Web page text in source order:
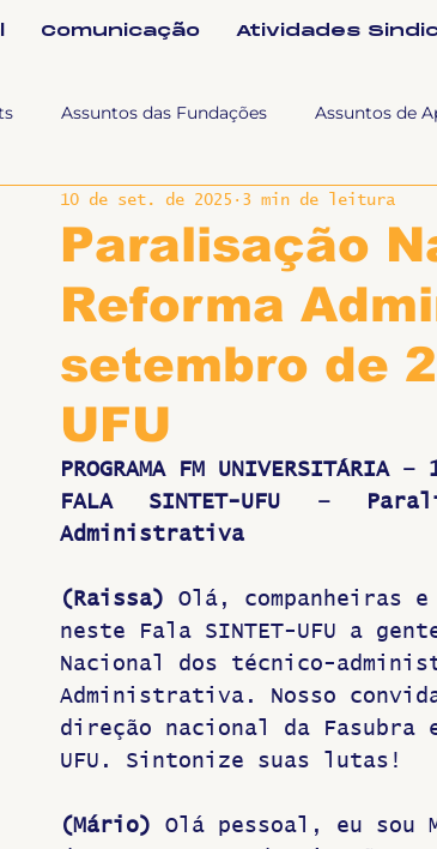
Comunicação Atividades
Assuntos das Fundações Assuntos de
Assuntos Jurídicos e Relação de Tra Fala SINTET-
Coordenações Efetivos Documentos
Sem categoria Slider Nova Sintet
Hospitais e Saúde Pública Greve
Paralisação
Reforma
setembro de
UFU
10 de set. de 2025 3 min de leitura
PROGRAMA FM
FALA SINTET-UFU –
Administrativa
(Raissa)
Olá, companheiras
neste Fala SINTET-UFU a
Nacional dos técnico-
Administrativa. Nosso
direção nacional da Fasubra
UFU. Sintonize suas lutas!
(Mário) Olá pessoal, eu sou